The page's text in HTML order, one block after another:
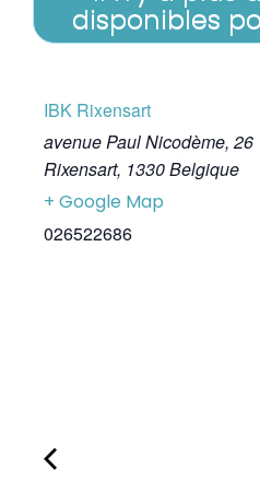
disponibles
IBK Rixensart
avenue Paul Nicodème, 26
Rixensart, 1330Belgique
+ Google Map
026522686